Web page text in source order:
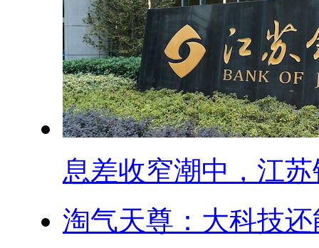
息差收窄潮中，江苏
淘气天尊：大科技